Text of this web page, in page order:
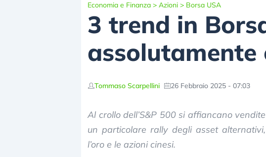
Economia e Finanza > Azioni > Borsa USA
3 trend in
assolutamente
Tommaso Scarpellini 26 Febbraio 2025 - 07:03
Al crollo dell’S&P 500 si affiancano
un particolare rally degli asset
l’oro e le azioni cinesi.